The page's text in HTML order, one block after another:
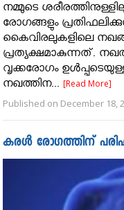
നമ്മുടെ
രോഗങ്ങളും
കൈവിരലുകളിലെ
പ്രത്യക്ഷമാകുന്നത്.
വൃക്കരോഗം
നഖത്തിന...[Read More]
Published on December 18,
കരൾ രോഗത്തിന്